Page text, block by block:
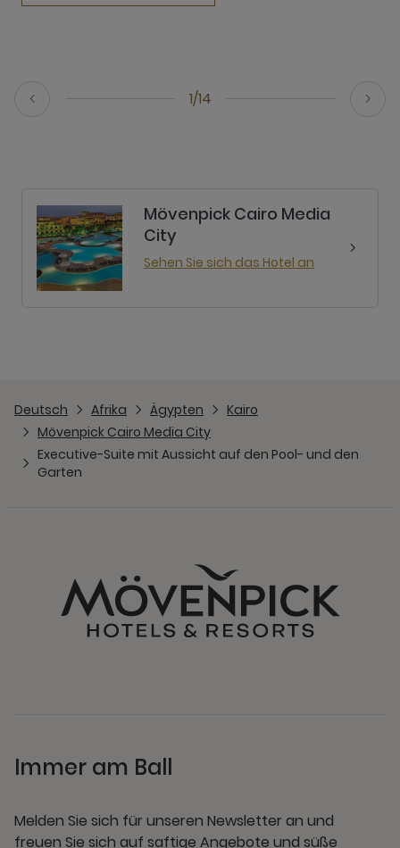
1/14
Mövenpick Cairo Media
City
Sehen Sie sich das Hotel an
Deutsch Afrika Ägypten
Kairo
Mövenpick Cairo Media City
Executive-Suite mit Aussicht auf den Pool- und den
Garten
Immer am Ball
Melden Sie sich für unseren Newsletter an und
freuen Sie sich auf saftige Angebote und süße